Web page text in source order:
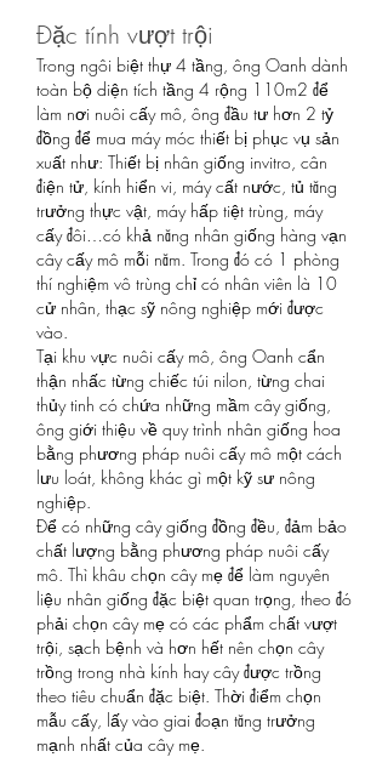
Đặc tính vượt trội
Trong ngôi biệt thự 4 tầng, ông Oanh dành
toàn bộ diện tích tầng 4 rộng 110m2 để
làm nơi nuôi cấy mô, ông đầu tư hơn 2 tỷ
đồng để mua máy móc thiết bị phục vụ sản
xuất như: Thiết bị nhân giống invitro, cân
điện tử, kính hiển vi, máy cất nước, tủ tăng
trưởng thực vật, máy hấp tiệt trùng, máy
cấy đôi…có khả năng nhân giống hàng vạn
cây cấy mô mỗi năm. Trong đó có 1 phòng
thí nghiệm vô trùng chỉ có nhân viên là 10
cử nhân, thạc sỹ nông nghiệp mới được
vào.
Tại khu vực nuôi cấy mô, ông Oanh cẩn
thận nhấc từng chiếc túi nilon, từng chai
thủy tinh có chứa những mầm cây giống,
ông giới thiệu về quy trình nhân giống hoa
bằng phương pháp nuôi cấy mô một cách
lưu loát, không khác gì một kỹ sư nông
nghiệp.
Để có những cây giống đồng đều, đảm bảo
chất lượng bằng phương pháp nuôi cấy
mô. Thì khâu chọn cây mẹ để làm nguyên
liệu nhân giống đặc biệt quan trọng, theo đó
phải chọn cây mẹ có các phẩm chất vượt
trội, sạch bệnh và hơn hết nên chọn cây
trồng trong nhà kính hay cây được trồng
theo tiêu chuẩn đặc biệt. Thời điểm chọn
mẫu cấy, lấy vào giai đoạn tăng trưởng
mạnh nhất của cây mẹ.